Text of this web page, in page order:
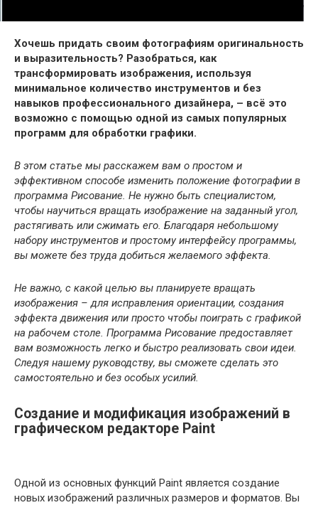
Хочешь придать своим фотографиям оригинальность
и выразительность? Разобраться, как
трансформировать изображения, используя
минимальное количество инструментов и без
навыков профессионального дизайнера, – всё это
возможно с помощью одной из самых популярных
программ для обработки графики.
В этом статье мы расскажем вам о простом и
эффективном способе изменить положение фотографии в
программа Рисование. Не нужно быть специалистом,
чтобы научиться вращать изображение на заданный угол,
растягивать или сжимать его. Благодаря небольшому
набору инструментов и простому интерфейсу программы,
вы можете без труда добиться желаемого эффекта.
Не важно, с какой целью вы планируете вращать
изображения – для исправления ориентации, создания
эффекта движения или просто чтобы поиграть с графикой
на рабочем столе. Программа Рисование предоставляет
вам возможность легко и быстро реализовать свои идеи.
Следуя нашему руководству, вы сможете сделать это
самостоятельно и без особых усилий.
Создание и модификация изображений в
графическом редакторе Paint
Одной из основных функций Paint является создание
новых изображений различных размеров и форматов. Вы